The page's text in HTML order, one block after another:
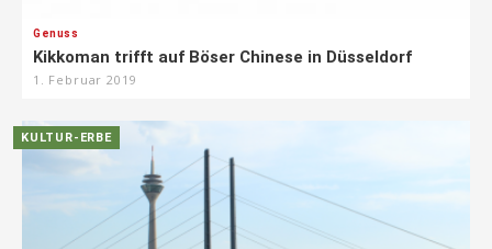
Genuss
Kikkoman trifft auf Böser Chinese in Düsseldorf
1. Februar 2019
KULTUR-ERBE